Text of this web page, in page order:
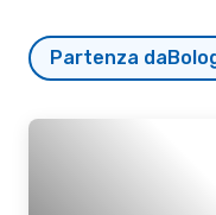
Partenza da